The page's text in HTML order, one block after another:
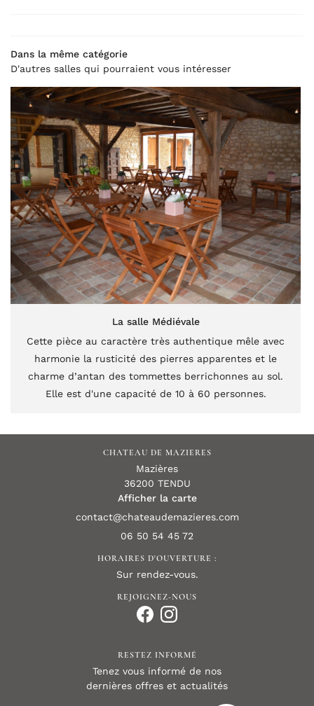
Contact
Dans la même catégorie
D'autres salles qui pourraient vous intéresser
La salle Médiévale
Cette pièce au caractère très authentique mêle avec
harmonie la rusticité des pierres apparentes et le
charme d’antan des tommettes berrichonnes au sol.
Elle est d'une capacité de 10 à 60 personnes.
La salle s’ouvre par de grandes portes fenêtres sur des
terrasses extérieures.
traditionnelle et un équipement électroménager des
plus récents, est à votre disposition ou à celle du
CHATEAU DE MAZIERES
Mazières
36200 TENDU
Afficher la carte
06 50 54 45 72
HORAIRES D'OUVERTURE :
Sur rendez-vous.
REJOIGNEZ-NOUS
RESTEZ INFORMÉ
Tenez vous informé de nos
dernières offres et actualités